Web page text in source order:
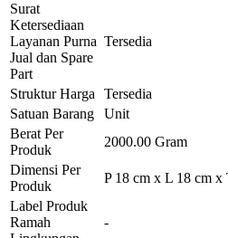
Surat
Ketersediaan
Layanan Purna
Jual dan Spare
Part
Tersedia
Struktur Harga
Tersedia
Satuan Barang
Unit
Berat Per
Produk
2000.00 Gram
Dimensi Per
Produk
P 18 cm x L 18 cm x
Label Produk
Ramah
-